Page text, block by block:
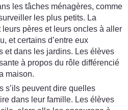
les tâches ménagères, comme
les plus petits. La
pères et leurs oncles à aller
et certains d’entre eux
et dans les jardins. Les élèves
à propos du rôle différencié
maison.
s’ils peuvent dire quelles
dans leur famille. Les élèves